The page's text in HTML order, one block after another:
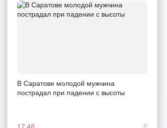
В Саратове молодой мужчина
пострадал при падении с высоты
17:48